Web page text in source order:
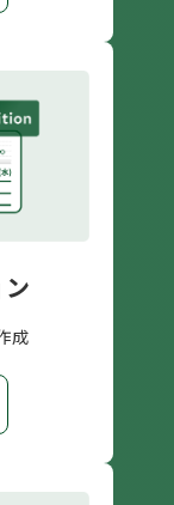
成